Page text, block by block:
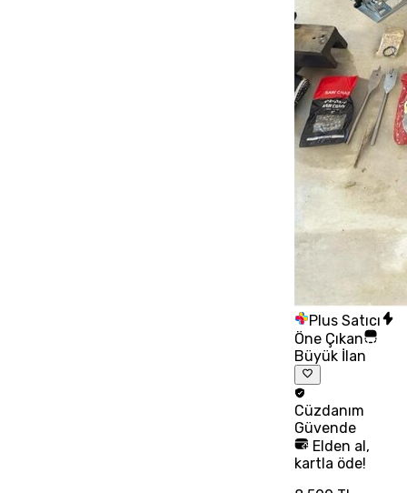
Plus Satıcı
Öne Çıkan
Büyük İlan
Cüzdanım
Güvende
Elden al,
kartla öde!